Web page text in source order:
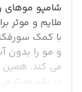
شامپو موهای
ملایم و
با کمک
و مو را بدون
می کند. همین
در بلند مدت